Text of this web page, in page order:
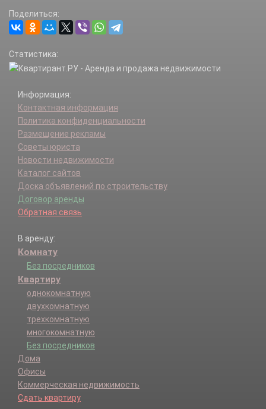
Поделиться:
Статистика:
Информация:
Контактная информация
Политика конфиденциальности
Размещение рекламы
Советы юриста
Новости недвижимости
Каталог сайтов
Доска объявлений по строительству
Договор аренды
Обратная связь
В аренду:
Комнату
Без посредников
Квартиру
однокомнатную
двухкомнатную
трехкомнатную
многокомнатную
Без посредников
Дома
Офисы
Коммерческая недвижимость
Сдать квартиру